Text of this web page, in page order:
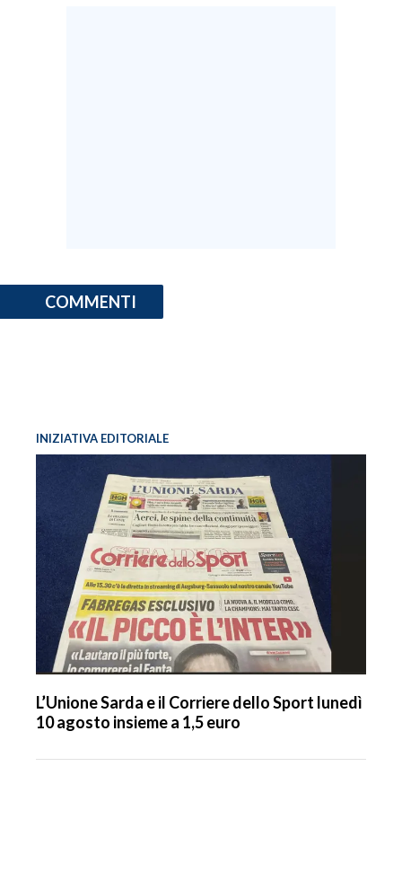
COMMENTI
INIZIATIVA EDITORIALE
L’Unione Sarda e il Corriere dello Sport lunedì
10 agosto insieme a 1,5 euro